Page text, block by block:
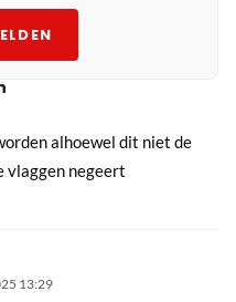
13:29
alhoewel dit niet de
vlaggen negeert